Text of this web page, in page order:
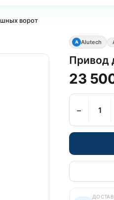
ворот
A Alutech
Привод
23
−